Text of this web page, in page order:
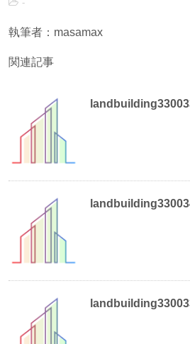
-
執筆者：masamax
関連記事